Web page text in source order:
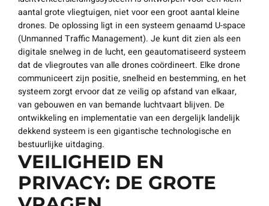
aantal grote vliegtuigen, niet voor een groot aantal kleine
drones. De oplossing ligt in een systeem genaamd U-space
(Unmanned Traffic Management). Je kunt dit zien als een
digitale snelweg in de lucht, een geautomatiseerd systeem
dat de vliegroutes van alle drones coördineert. Elke drone
communiceert zijn positie, snelheid en bestemming, en het
systeem zorgt ervoor dat ze veilig op afstand van elkaar,
van gebouwen en van bemande luchtvaart blijven. De
ontwikkeling en implementatie van een dergelijk landelijk
dekkend systeem is een gigantische technologische en
bestuurlijke uitdaging.
VEILIGHEID EN
PRIVACY: DE GROTE